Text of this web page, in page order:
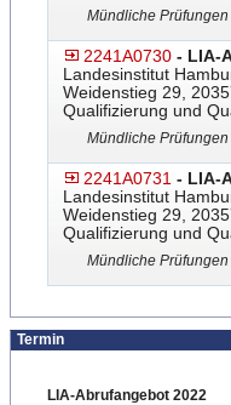
Mündliche
2241A0730 - LIA-
Landesinstitut
Weidenstieg 29,
Qualifizierung und
Mündliche
2241A0731 - LIA-
Landesinstitut
Weidenstieg 29,
Qualifizierung und
Mündliche
Termin
LIA-Abrufangebot 2022